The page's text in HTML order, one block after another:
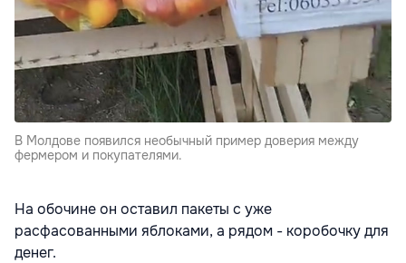
В Молдове появился необычный пример доверия между
фермером и покупателями.
На обочине он оставил пакеты с уже
расфасованными яблоками, а рядом - коробочку для
денег.